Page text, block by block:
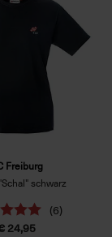
Freiburg
schwarz
(6)
24,95